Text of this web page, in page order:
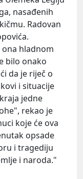
nasađenih
Radovan
.
hladnom
bilo onako
da je riječ o
i situacije
jedne
rekao je
koje će ova
opsade
i tragediju
i naroda."